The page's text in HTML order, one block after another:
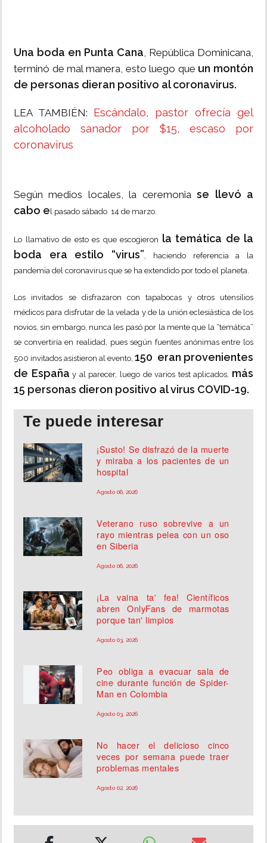
Una boda en Punta Cana, República Dominicana,
terminó de mal manera, esto luego que un montón
de personas dieran positivo al coronavirus.
LEA TAMBIÉN: Escándalo, pastor ofrecía gel
alcoholado sanador por $15, escaso por
coronavirus
Según medios locales, la ceremoniase llevó a
cabo el pasado sábado 14 de marzo.
Lo llamativo de esto es que escogieron la temática de la
boda era estilo “virus”, haciendo referencia a la
pandemia del coronavirus que se ha extendido por todo el planeta.
Los invitados se disfrazaron con tapabocas y otros utensilios
médicos para disfrutar de la velada y de la unión eclesiástica de los
novios, sin embargo, nunca les pasó por la mente que la “temática”
se convertiría en realidad, pues según fuentes anónimas entre los
500 invitados asistieron al evento, 150 eran provenientes
de España y al parecer, luego de varios test aplicados, más
15 personas dieron positivo al virus COVID-19.
Te puede interesar
¡Susto! Se disfrazó de la muerte
y miraba a los pacientes de un
hospital
Agosto 06, 2026
Veterano ruso sobrevive a un
rayo mientras pelea con un oso
en Siberia
Agosto 06, 2026
¡La vaina ta' fea! Científicos
abren OnlyFans de marmotas
porque tan' limpios
Agosto 03, 2026
Peo obliga a evacuar sala de
cine durante función de Spider-
Man en Colombia
Agosto 03, 2026
No hacer el delicioso cinco
veces por semana puede traer
problemas mentales
Agosto 02, 2026